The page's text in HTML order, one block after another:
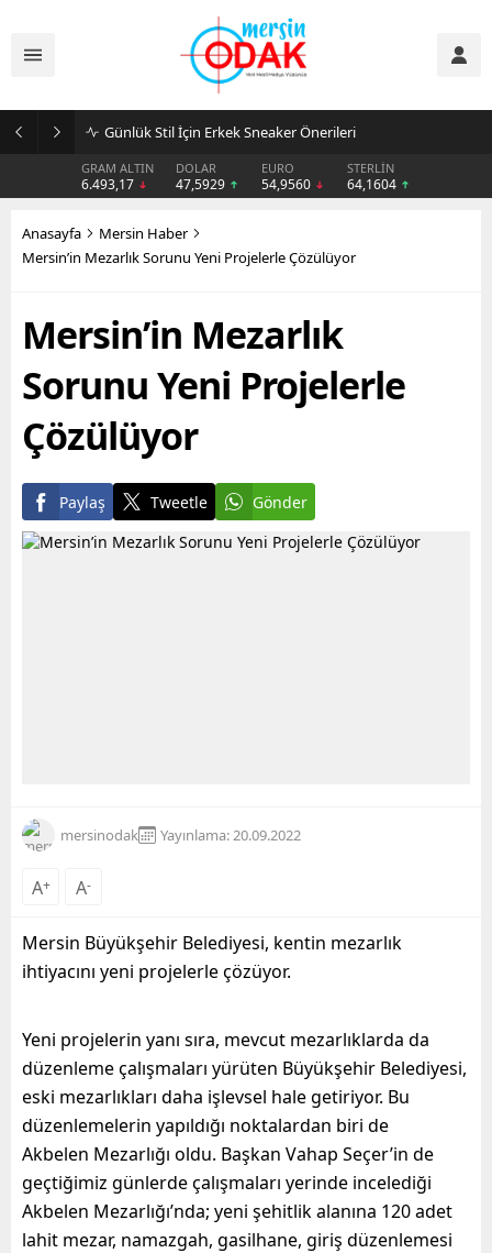
Günlük Stil İçin Erkek Sneaker Önerileri
GRAM ALTIN
6.493,17
DOLAR
47,5929
EURO
54,9560
STERLİN
64,1604
Anasayfa
Mersin Haber
Mersin’in Mezarlık Sorunu Yeni Projelerle Çözülüyor
Mersin’in Mezarlık
Sorunu Yeni Projelerle
Çözülüyor
Paylaş Tweetle Gönder
mersinodak Yayınlama: 20.09.2022
A+ A-
Mersin Büyükşehir Belediyesi, kentin mezarlık
ihtiyacını yeni projelerle çözüyor.
Yeni projelerin yanı sıra, mevcut mezarlıklarda da
düzenleme çalışmaları yürüten Büyükşehir Belediyesi,
eski mezarlıkları daha işlevsel hale getiriyor. Bu
düzenlemelerin yapıldığı noktalardan biri de
Akbelen Mezarlığı oldu. Başkan Vahap Seçer’in de
geçtiğimiz günlerdeçalışmaları yerinde incelediği
Akbelen Mezarlığı’nda; yeni şehitlik alanına 120 adet
lahit mezar, namazgah, gasilhane, giriş düzenlemesi